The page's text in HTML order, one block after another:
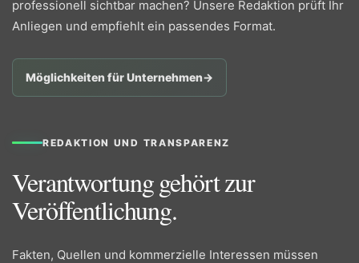
professionell sichtbar machen? Unsere Redaktion prüft Ihr
Anliegen und empfiehlt ein passendes Format.
Möglichkeiten für Unternehmen→
REDAKTION UND TRANSPARENZ
Verantwortung gehört zur
Veröffentlichung.
Fakten, Quellen und kommerzielle Interessen müssen